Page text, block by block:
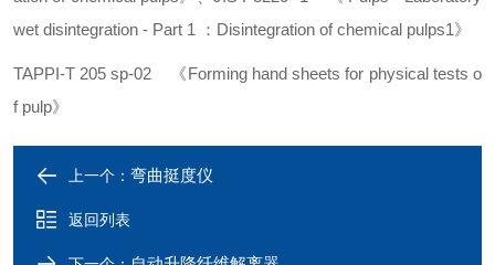
wet disintegration - Part 1 ：Disintegration of chemical pulps1》
TAPPI-T 205 sp-02 《Forming hand sheets for physical tests o
f pulp》
上一个： 弯曲挺度仪
返回列表